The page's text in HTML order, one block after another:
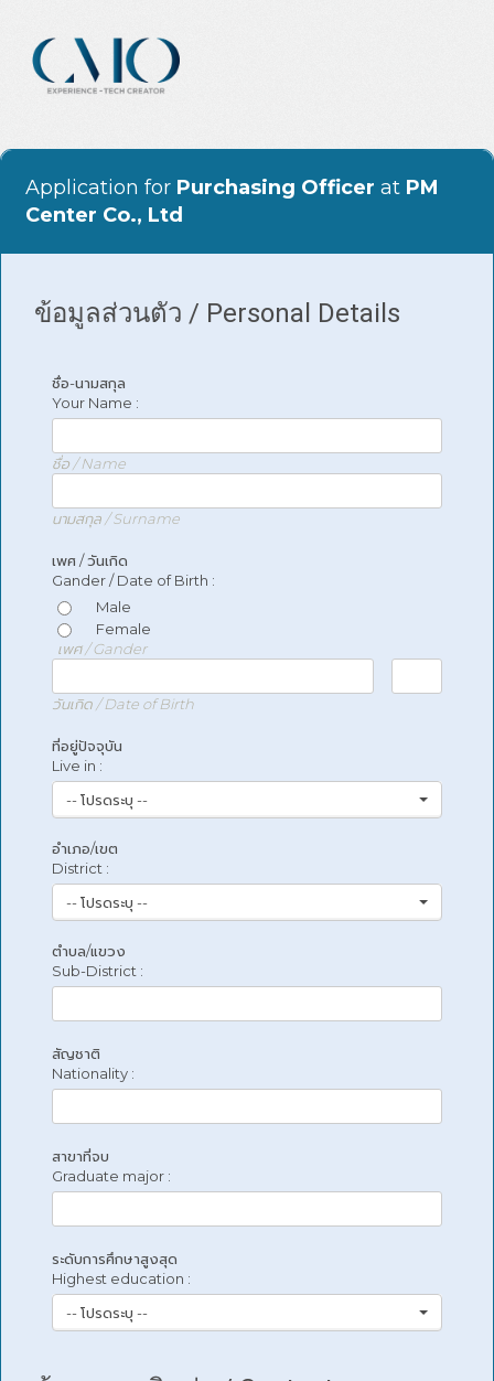
Application for Purchasing Officer at PM
Center Co., Ltd
ข้อมูลส่วนตัว / Personal Details
ชื่อ-นามสกุล
Your Name :
ชื่อ / Name
นามสกุล / Surname
เพศ / วันเกิด
Gander / Date of Birth :
Male
Female
เพศ / Gander
วันเกิด / Date of Birth
ที่อยู่ปัจจุบัน
Live in :
-- โปรดระบุ --
อำเภอ/เขต
District :
-- โปรดระบุ --
ตำบล/แขวง
Sub-District :
สัญชาติ
Nationality :
สาขาที่จบ
Graduate major :
ระดับการศึกษาสูงสุด
Highest education :
-- โปรดระบุ --